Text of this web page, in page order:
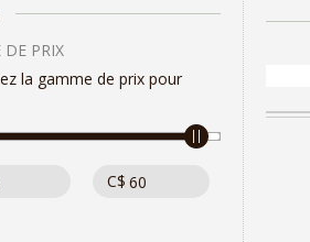
PRIX
la gamme de prix pour
C$